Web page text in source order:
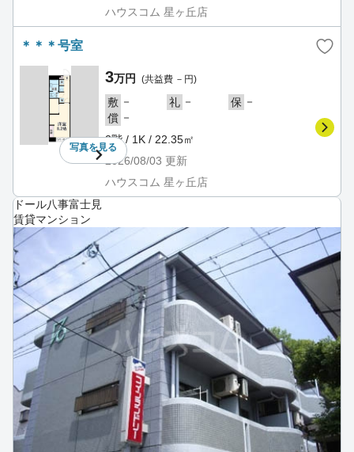
ハウスコム 星ヶ丘店
＊＊＊号室
写真を見る
3万円 (共益費 －円)
敷 － 礼 － 保 －
償 －
2階 / 1K / 22.35㎡
2026/08/03 更新
ハウスコム 星ヶ丘店
ドール八事富士見
賃貸マンション